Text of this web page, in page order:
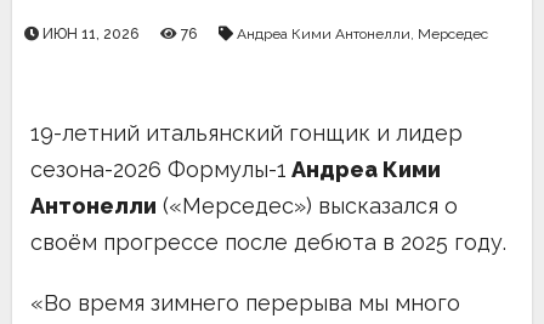
ИЮН 11, 2026 76 Андреа Кими Антонелли, Мерседес
19-летний итальянский гонщик и лидер
сезона-2026 Формулы-1 Андреа Кими
Антонелли («Мерседес») высказался о
своём прогрессе после дебюта в 2025 году.
«Во время зимнего перерыва мы много